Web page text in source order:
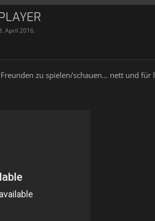
April 2016.
zu spielen/schauen... nett und